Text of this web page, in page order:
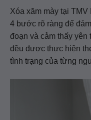
Xóa xăm mày tại
4 bước rõ ràng để
đoạn và cảm thấy
đều được thực hiện
tình trạng của từng